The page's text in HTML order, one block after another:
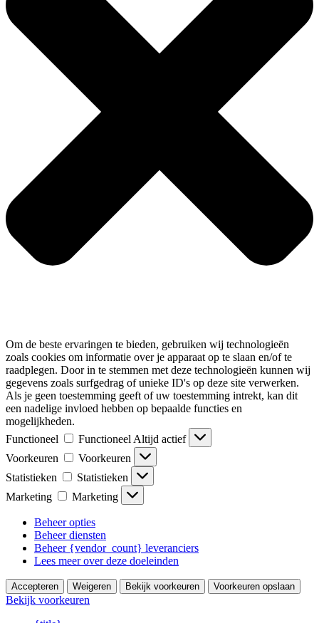
Om de beste ervaringen te bieden, gebruiken wij technologieën
zoals cookies om informatie over je apparaat op te slaan en/of te
raadplegen. Door in te stemmen met deze technologieën kunnen wij
gegevens zoals surfgedrag of unieke ID's op deze site verwerken.
Als je geen toestemming geeft of uw toestemming intrekt, kan dit
een nadelige invloed hebben op bepaalde functies en
mogelijkheden.
Functioneel
Functioneel Altijd actief
Voorkeuren
Voorkeuren
Statistieken
Statistieken
Marketing
Marketing
Beheer opties
Beheer diensten
Beheer {vendor_count} leveranciers
Lees meer over deze doeleinden
Accepteren Weigeren Bekijk voorkeuren Voorkeuren opslaan
Bekijk voorkeuren